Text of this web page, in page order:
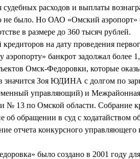
расходов и выплаты
было. Но ОАО «Омский аэропорт»
в размере до 360 тысяч рублей.
на дату проведения
банкрот задолжал более
Омск-Федоровки, которые
значится Зоя ЮДИНА с долгом по
управляющий) и
№ 13 по Омской области. Собрание
об обращении в суд с ходатайством
отчета конкурсного управляющего
было создано в 2001 году для